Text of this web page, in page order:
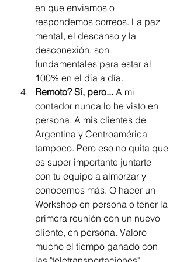
en que enviamos o
respondemos correos. La paz
mental, el descanso y la
desconexión, son
fundamentales para estar al
100% en el día a día.
Remoto? Sí, pero... A mi
contador nunca lo he visto en
persona. A mis clientes de
Argentina y Centroamérica
tampoco. Pero eso no quita que
es super importante juntarte
con tu equipo a almorzar y
conocernos más. O hacer un
Workshop en persona o tener la
primera reunión con un nuevo
cliente, en persona. Valoro
mucho el tiempo ganado con